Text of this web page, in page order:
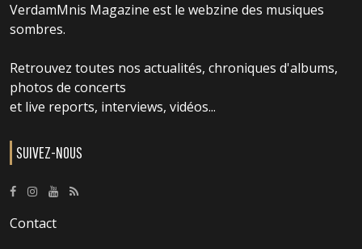
VerdamMnis Magazine est le webzine des musiques
sombres.
Retrouvez toutes nos actualités, chroniques d'albums,
photos de concerts
et live reports, interviews, vidéos...
SUIVEZ-NOUS
Contact